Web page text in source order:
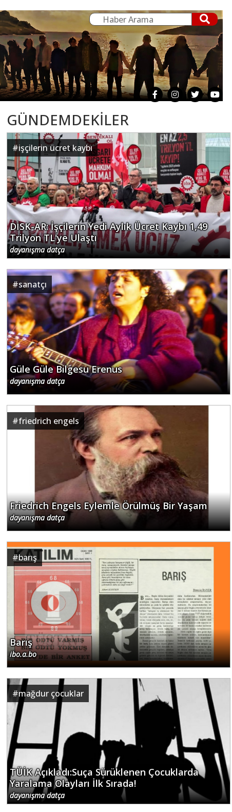
GÜNDEMDEKİLER
#işçilerin ücret kaybı
DİSK-AR: İşçilerin Yedi Aylık Ücret Kaybı 1,49
Trilyon TL'ye Ulaştı
dayanışma datça
#sanatçı
Güle Güle Bilgesu Erenus
dayanışma datça
#friedrich engels
Friedrich Engels Eylemle Örülmüş Bir Yaşam
dayanışma datça
#barış
Barış
ibo.a.bo
#mağdur çocuklar
TÜİK Açıkladı:Suça Sürüklenen Çocuklarda
Yaralama Olayları İlk Sırada!
dayanışma datça